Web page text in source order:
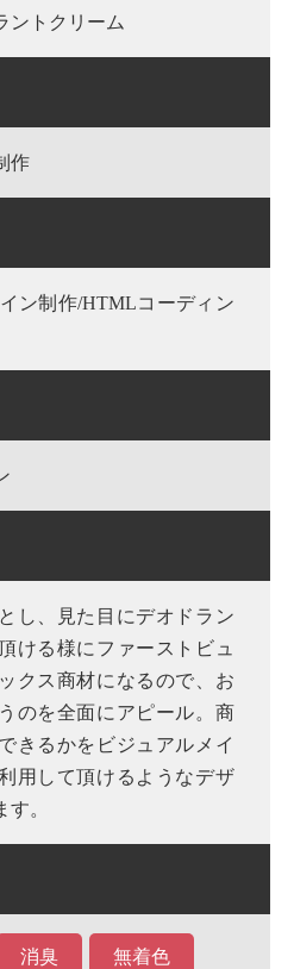
ントクリーム
作
ン制作/HTMLコーディン
し、見た目にデオドラン
ける様にファーストビュ
クス商材になるので、お
のを全面にアピール。商
きるかをビジュアルメイ
用して頂けるようなデザ
。
消臭 無着色